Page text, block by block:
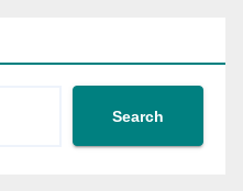
Search